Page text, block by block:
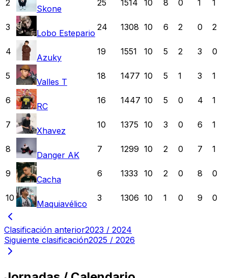
2
Skone
25 1514 10 8 0 1 1
3
Lobo Estepario
24 1308 10 6 2 0 2
4
Azuky
19 1551 10 5 2 3 0
5
Valles T
18 1477 10 5 1 3 1
6
RC
16 1447 10 5 0 4 1
7
Xhavez
10 1375 10 3 0 6 1
8
Danger AK
7 1299 10 2 0 7 1
9
Cacha
6 1333 10 2 0 8 0
10
Maquiavélico
3 1306 10 1 0 9 0
Clasificación anterior2023 / 2024
Siguiente clasificación2025 / 2026